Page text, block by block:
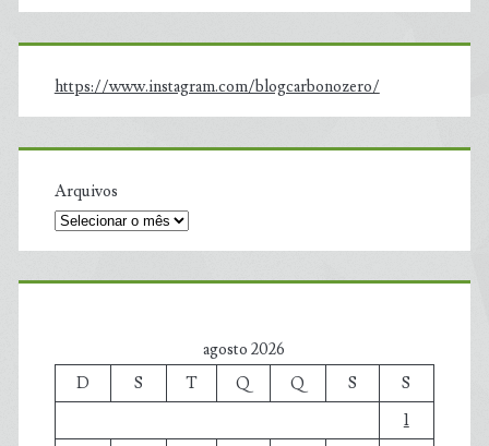
https://www.instagram.com/blogcarbonozero/
Arquivos
agosto 2026
D
S T Q Q S
S
1